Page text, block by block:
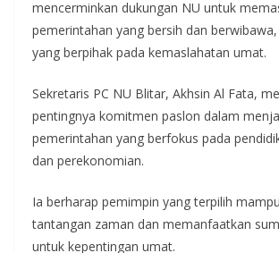
mencerminkan dukungan NU untuk
pemerintahan yang bersih dan
yang berpihak pada kemaslahatan umat.
Sekretaris PC NU Blitar, Akhsin Al Fata,
pentingnya komitmen paslon dalam
pemerintahan yang berfokus pada
dan perekonomian.
Ia berharap pemimpin yang terpilih
tantangan zaman dan memanfaatkan
untuk kepentingan umat.